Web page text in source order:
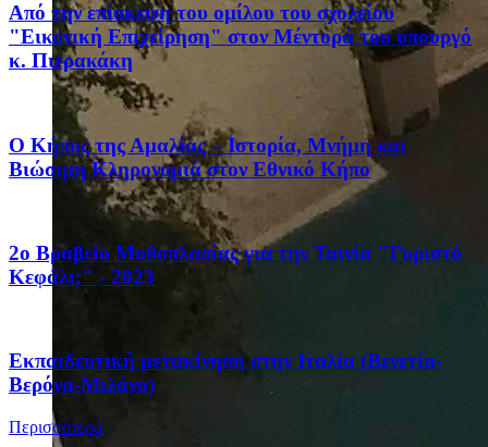
Από την επίσκεψη του ομίλου του σχολείου
"Εικονική Επιχείρηση" στον Μέντορά του υπουργό
κ. Πιερακάκη
Ο Κήπος της Αμαλίας – Ιστορία, Μνήμη και
Βιώσιμη Κληρονομιά στον Εθνικό Κήπο
2ο Βραβείο Μυθοπλασίας για την Ταινία "Γυριστό
Κεφάλι;" - 2023
Eκπαιδευτική μετακίνηση στην Ιταλία (Βενετία-
Βερόνα-Μιλάνο)
Περισσότερα